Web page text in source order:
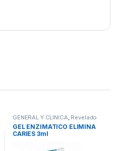
GENERAL Y CLINICA Revelado
GEL ENZIMATICO ELIMINA
CARIES 3ml